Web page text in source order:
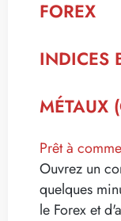
FOREX
INDICES
MÉTAUX
Prêt à
Ouvrez un
quelques
le Forex et